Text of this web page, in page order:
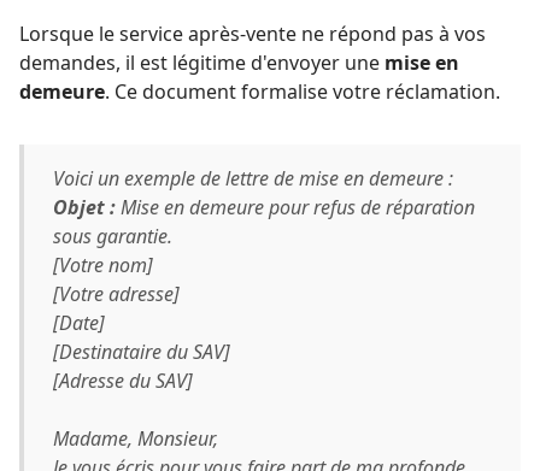
Lorsque le service après-vente ne répond pas à vos
demandes, il est légitime d'envoyer une mise en
demeure. Ce document formalise votre réclamation.
Voici un exemple de lettre de mise en demeure :
Objet :Mise en demeure pour refus de réparation
sous garantie.
[Votre nom]
[Votre adresse]
[Date]
[Destinataire du SAV]
[Adresse du SAV]
Madame, Monsieur,